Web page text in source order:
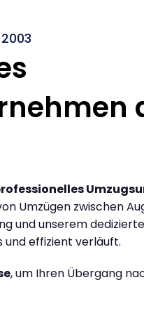
Umzügen zwischen
und unserem
und effizient verläuft.
, um Ihren Übergang